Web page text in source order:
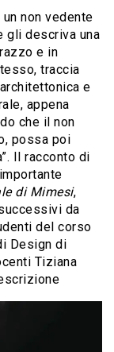
non vedente
gli descriva una
e in
traccia
e
appena
che il non
possa poi
Il racconto di
di Mimesi,
da
del corso
Design di
Tiziana